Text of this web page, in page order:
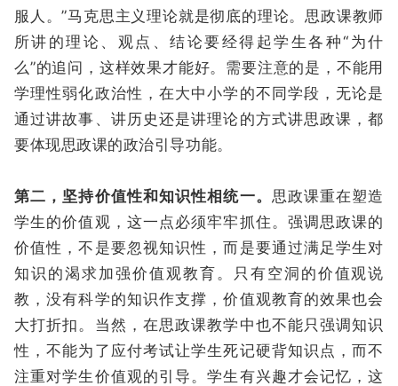
服人。”马克思主义理论就是彻底的理论。思政课教师
所讲的理论、观点、结论要经得起学生各种“为什
么”的追问，这样效果才能好。需要注意的是，不能用
学理性弱化政治性，在大中小学的不同学段，无论是
通过讲故事、讲历史还是讲理论的方式讲思政课，都
要体现思政课的政治引导功能。
第二，坚持价值性和知识性相统一。 思政课重在塑造
学生的价值观，这一点必须牢牢抓住。强调思政课的
价值性，不是要忽视知识性，而是要通过满足学生对
知识的渴求加强价值观教育。只有空洞的价值观说
教，没有科学的知识作支撑，价值观教育的效果也会
大打折扣。当然，在思政课教学中也不能只强调知识
性，不能为了应付考试让学生死记硬背知识点，而不
注重对学生价值观的引导。学生有兴趣才会记忆，这